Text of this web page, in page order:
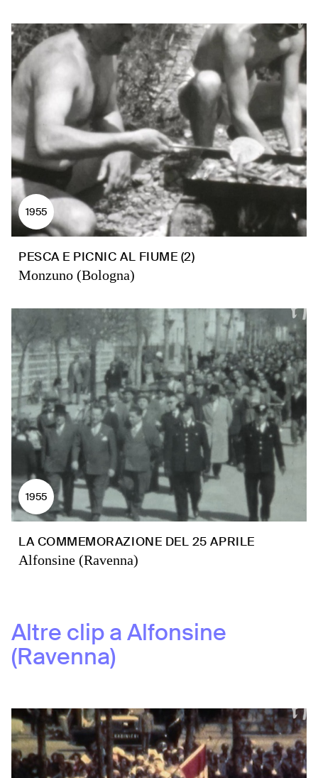
1955
PESCA E PICNIC AL FIUME (2)
Monzuno (Bologna)
1955
LA COMMEMORAZIONE DEL 25 APRILE
Alfonsine (Ravenna)
Altre clip aAlfonsine
(Ravenna)